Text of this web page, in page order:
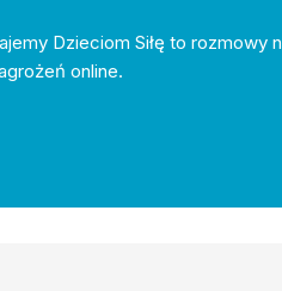
Dzieciom Siłę to
online.